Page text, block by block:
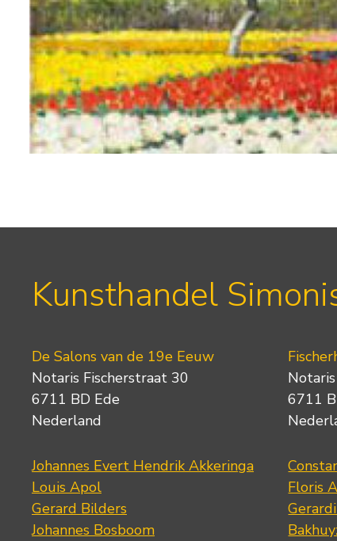
Kunsthandel
De Salons van de 19e Eeuw
Notaris Fischerstraat 30
6711 BD Ede
Nederland
Johannes Evert Hendrik Akkeringa
Louis Apol
Gerard Bilders
Johannes Bosboom
6711
Floris